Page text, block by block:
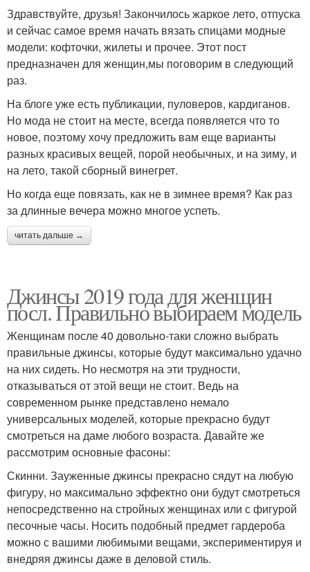
Здравствуйте, друзья! Закончилось жаркое лето, отпуска
и сейчас самое время начать вязать спицами модные
модели: кофточки, жилеты и прочее. Этот пост
предназначен для женщин,мы поговорим в следующий
раз.
На блоге уже есть публикации, пуловеров, кардиганов.
Но мода не стоит на месте, всегда появляется что то
новое, поэтому хочу предложить вам еще варианты
разных красивых вещей, порой необычных, и на зиму, и
на лето, такой сборный винегрет.
Но когда еще повязать, как не в зимнее время? Как раз
за длинные вечера можно многое успеть.
читать дальше →
Джинсы 2019 года для женщин
посл. Правильно выбираем модель
Женщинам после 40 довольно-таки сложно выбрать
правильные джинсы, которые будут максимально удачно
на них сидеть. Но несмотря на эти трудности,
отказываться от этой вещи не стоит. Ведь на
современном рынке представлено немало
универсальных моделей, которые прекрасно будут
смотреться на даме любого возраста. Давайте же
рассмотрим основные фасоны:
Скинни. Зауженные джинсы прекрасно сядут на любую
фигуру, но максимально эффектно они будут смотреться
непосредственно на стройных женщинах или с фигурой
песочные часы. Носить подобный предмет гардероба
можно с вашими любимыми вещами, экспериментируя и
внедряя джинсы даже в деловой стиль.